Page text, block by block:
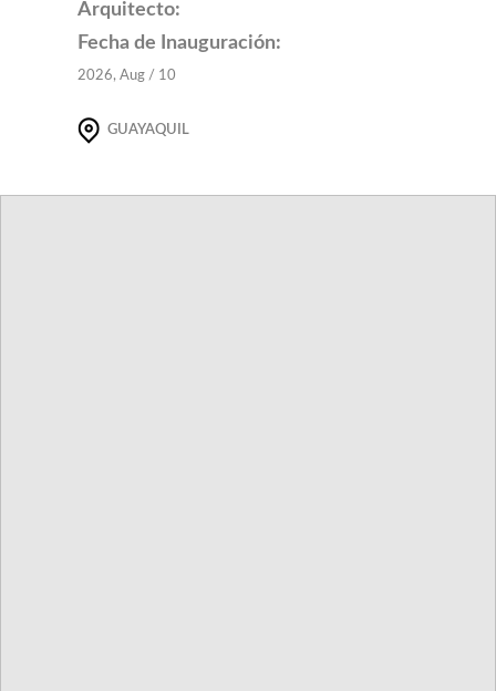
Arquitecto:
Fecha de Inauguración:
2026, Aug / 10
GUAYAQUIL